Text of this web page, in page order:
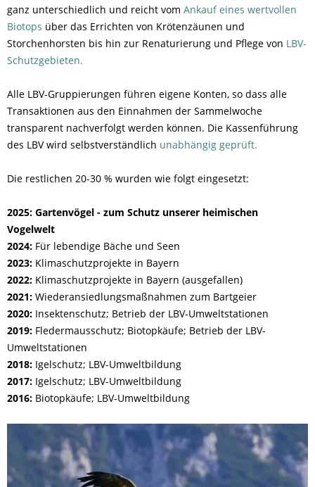
ganz unterschiedlich und reicht vom Ankauf eines wertvollen
Biotops über das Errichten von Krötenzäunen und
Storchenhorsten bis hin zur Renaturierung und Pflege von LBV-
Schutzgebieten.
Alle LBV-Gruppierungen führen eigene Konten, so dass alle
Transaktionen aus den Einnahmen der Sammelwoche
transparent nachverfolgt werden können. Die Kassenführung
des LBV wird selbstverständlich unabhängig geprüft.
Die restlichen 20-30 % wurden wie folgt eingesetzt:
2025: Gartenvögel - zum Schutz unserer heimischen
Vogelwelt
2024: Für lebendige Bäche und Seen
2023: Klimaschutzprojekte in Bayern
2022: Klimaschutzprojekte in Bayern (ausgefallen)
2021: Wiederansiedlungsmaßnahmen zum Bartgeier
2020: Insektenschutz; Betrieb der LBV-Umweltstationen
2019: Fledermausschutz; Biotopkäufe; Betrieb der LBV-
Umweltstationen
2018: Igelschutz; LBV-Umweltbildung
2017: Igelschutz; LBV-Umweltbildung
2016: Biotopkäufe; LBV-Umweltbildung